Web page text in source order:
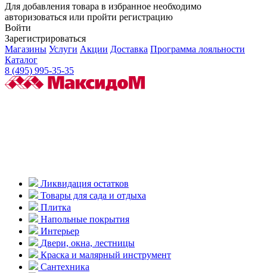
Для добавления товара в избранное необходимо
авторизоваться или пройти регистрацию
Войти
Зарегистрироваться
Магазины Услуги Акции Доставка Программа лояльности
Каталог
8 (495) 995-35-35
Ликвидация остатков
Товары для сада и отдыха
Плитка
Напольные покрытия
Интерьер
Двери, окна, лестницы
Краска и малярный инструмент
Сантехника